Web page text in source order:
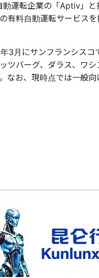
運転企業の「Aptiv」と
有料自動運転サービスを
3月にサンフランシスコ
ツバーグ、ダラス、ワシ
なお、現時点では一般向